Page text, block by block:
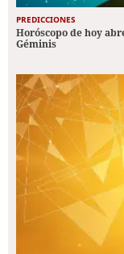
PREDICCIONES
Horóscopo de hoy
Géminis